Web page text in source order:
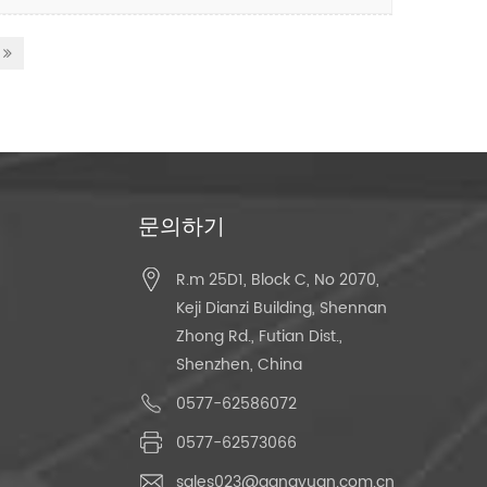
문의하기
R.m 25D1, Block C, No 2070,
Keji Dianzi Building, Shennan
Zhong Rd., Futian Dist.,
Shenzhen, China
0577-62586072
0577-62573066